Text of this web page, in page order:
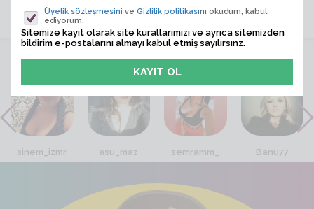
ÜYE ARA
VİTRİN
sinem_izmr asu_maz semramm_ Banu77
Üyelik sözleşmesini ve Gizlilik politikasını okudum, kabul
ediyorum.
Sitemize kayıt olarak site kurallarımızı ve ayrıca sitemizden
bildirim e-postalarını almayı kabul etmiş sayılırsınz.